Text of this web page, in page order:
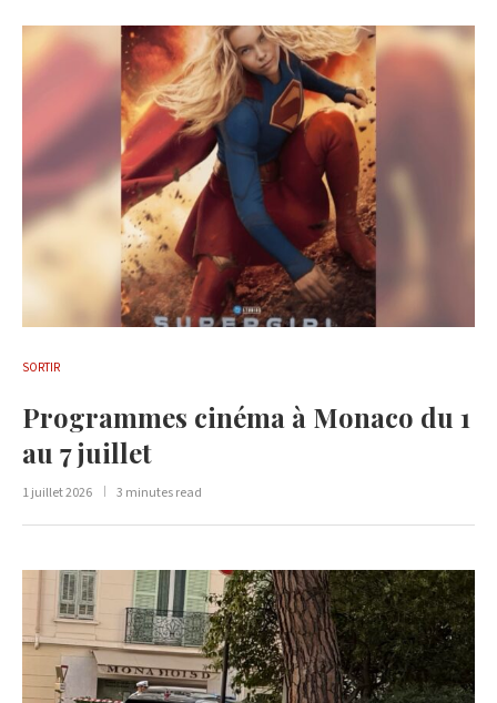
SORTIR
Programmes cinéma à Monaco du 1
au 7 juillet
1 juillet 2026 3 minutes read